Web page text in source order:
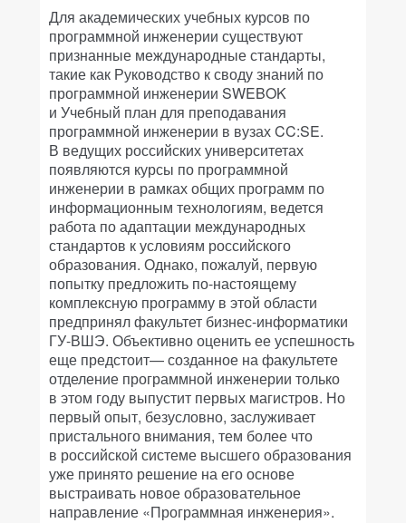
Для академических учебных курсов по
программной инженерии существуют
признанные международные стандарты,
такие как Руководство к своду знаний по
программной инженерии SWEBOK
и Учебный план для преподавания
программной инженерии в вузах CC:SE.
В ведущих российских университетах
появляются курсы по программной
инженерии в рамках общих программ по
информационным технологиям, ведется
работа по адаптации международных
стандартов к условиям российского
образования. Однако, пожалуй, первую
попытку предложить по-настоящему
комплексную программу в этой области
предпринял факультет бизнес-информатики
ГУ-ВШЭ. Объективно оценить ее успешность
еще предстоит— созданное на факультете
отделение программной инженерии только
в этом году выпустит первых магистров. Но
первый опыт, безусловно, заслуживает
пристального внимания, тем более что
в российской системе высшего образования
уже принято решение на его основе
выстраивать новое образовательное
направление «Программная инженерия».